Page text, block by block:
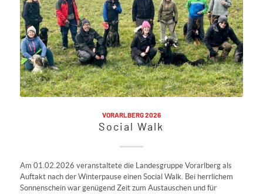
VORARLBERG 2026
Social Walk
Am 01.02.2026 veranstaltete die Landesgruppe Vorarlberg als
Auftakt nach der Winterpause einen Social Walk. Bei herrlichem
Sonnenschein war genügend Zeit zum Austauschen und für